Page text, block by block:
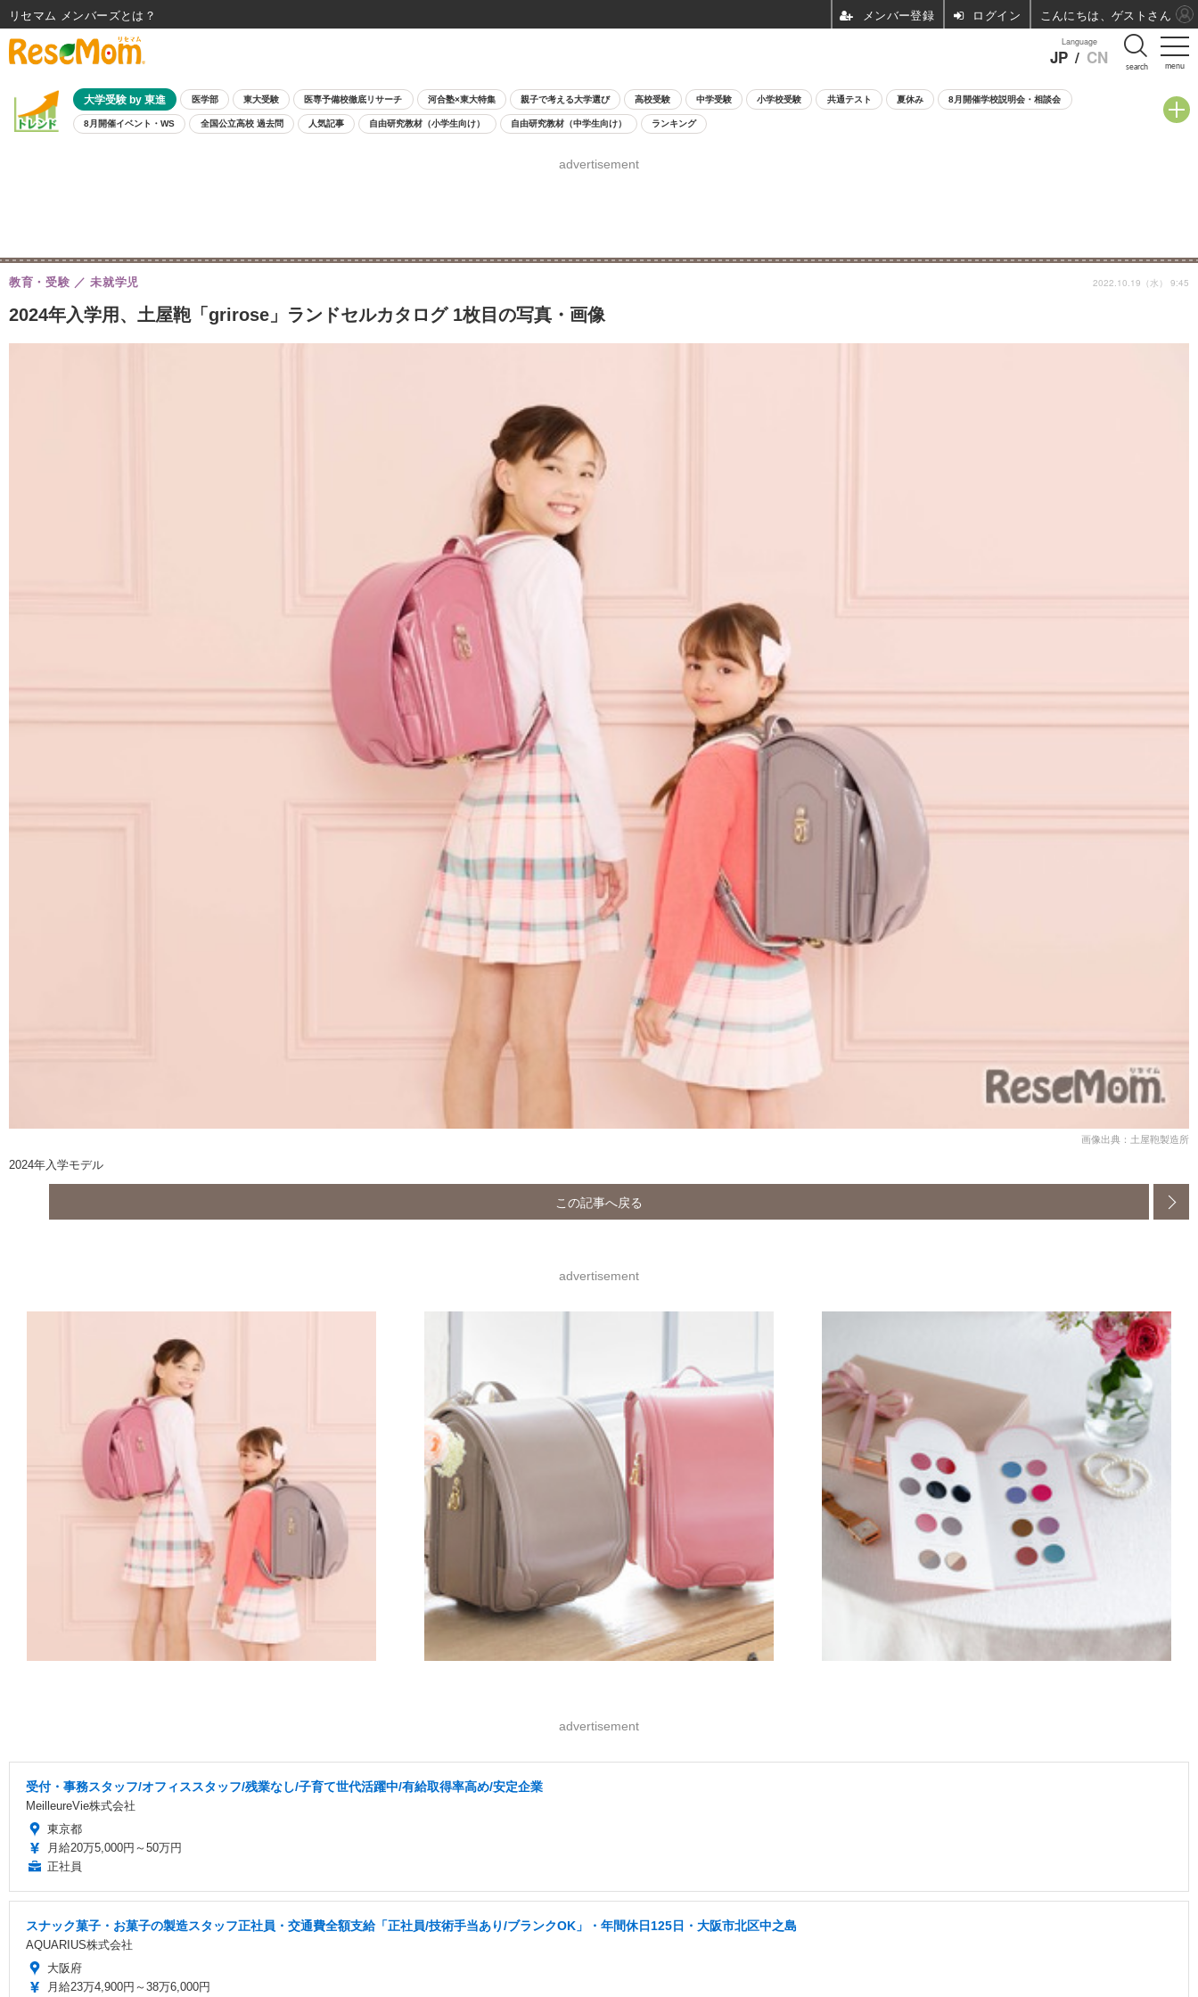
menu
Language
JP / CN search
大学受験 by 東進 医学部 東大受験 医専予備校徹底リサーチ 河合塾×東大特集 親子で考える大学選び 高校受験 中学受験 小学校受験 共通テスト 夏休み 8月開催学校説明会・相談会
8月開催イベント・WS 全国公立高校 過去問 人気記事 自由研究教材（小学生向け） 自由研究教材（中学生向け） ランキング
advertisement
2024年入学用、土屋鞄「grirose」ランドセルカタログ 1枚目の写真・画像
教育・受験 未就学児 2022.10.19（水） 9:45
画像出典：土屋鞄製造所
2024年入学モデル
この記事へ戻る
advertisement
advertisement
受付・事務スタッフ/オフィススタッフ/残業なし/子育て世代活躍中/有給取得率高め/安定企業
MeilleureVie株式会社
東京都
月給20万5,000円～50万円
正社員
スナック菓子・お菓子の製造スタッフ正社員・交通費全額支給「正社員/技術手当あり/ブランクOK」・年間休日125日・大阪市北区中之島
AQUARIUS株式会社
大阪府
月給23万4,900円～38万6,000円
リセマム メンバーズ ログイン こんにちは、ゲストさん